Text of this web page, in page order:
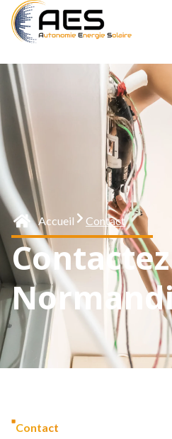
Contactez
Accueil Contact
Contact